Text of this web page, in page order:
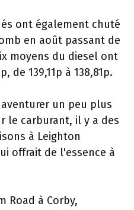
ont également chuté
en août passant de
moyens du diesel ont
de 139,11p à 138,81p.
un peu plus
le carburant, il y a des
à Leighton
offrait de l'essence à
Road à Corby,